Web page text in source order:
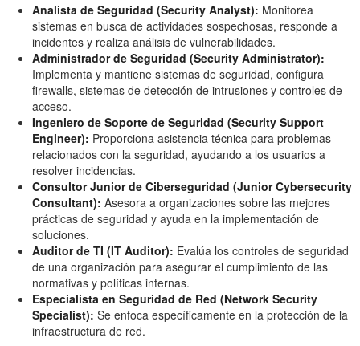
Analista de Seguridad (Security Analyst): Monitorea
sistemas en busca de actividades sospechosas, responde a
incidentes y realiza análisis de vulnerabilidades.
Administrador de Seguridad (Security Administrator):
Implementa y mantiene sistemas de seguridad, configura
firewalls, sistemas de detección de intrusiones y controles de
acceso.
Ingeniero de Soporte de Seguridad (Security Support
Engineer): Proporciona asistencia técnica para problemas
relacionados con la seguridad, ayudando a los usuarios a
resolver incidencias.
Consultor Junior de Ciberseguridad (Junior Cybersecurity
Consultant): Asesora a organizaciones sobre las mejores
prácticas de seguridad y ayuda en la implementación de
soluciones.
Auditor de TI (IT Auditor): Evalúa los controles de seguridad
de una organización para asegurar el cumplimiento de las
normativas y políticas internas.
Especialista en Seguridad de Red (Network Security
Specialist): Se enfoca específicamente en la protección de la
infraestructura de red.